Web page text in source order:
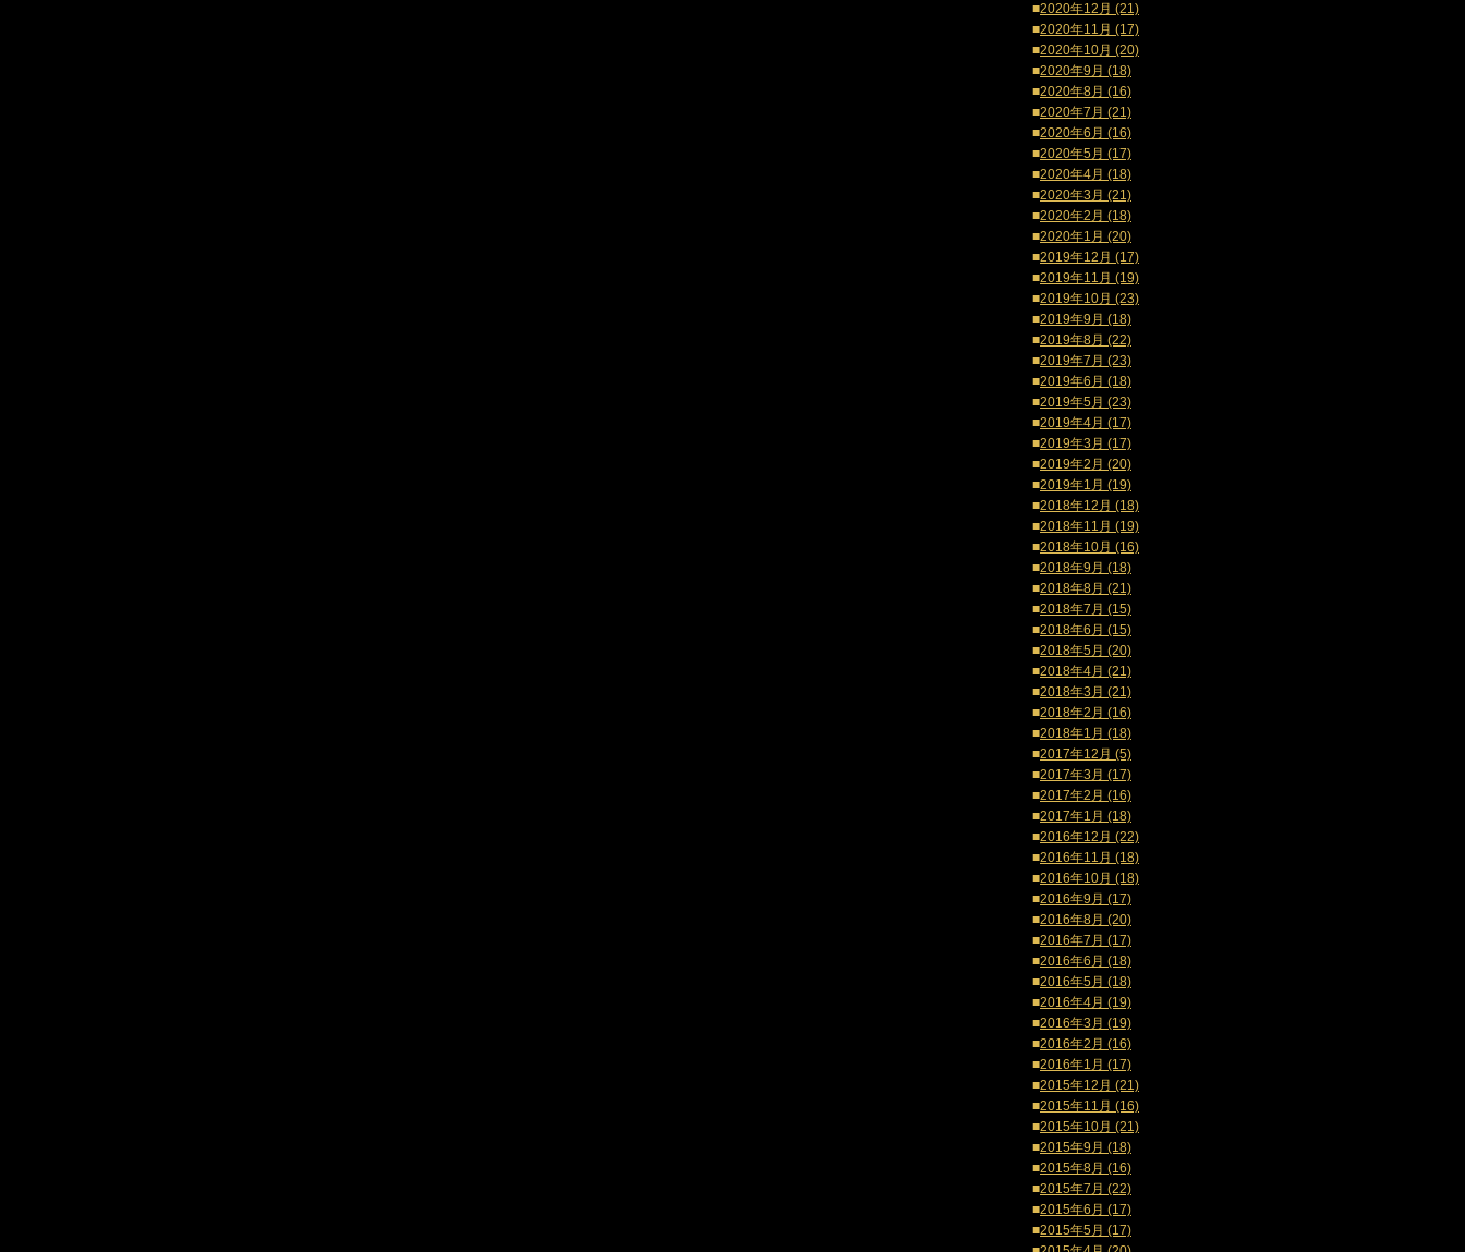
■2020年12月 (21)
■2020年11月 (17)
■2020年10月 (20)
■2020年9月 (18)
■2020年8月 (16)
■2020年7月 (21)
■2020年6月 (16)
■2020年5月 (17)
■2020年4月 (18)
■2020年3月 (21)
■2020年2月 (18)
■2020年1月 (20)
■2019年12月 (17)
■2019年11月 (19)
■2019年10月 (23)
■2019年9月 (18)
■2019年8月 (22)
■2019年7月 (23)
■2019年6月 (18)
■2019年5月 (23)
■2019年4月 (17)
■2019年3月 (17)
■2019年2月 (20)
■2019年1月 (19)
■2018年12月 (18)
■2018年11月 (19)
■2018年10月 (16)
■2018年9月 (18)
■2018年8月 (21)
■2018年7月 (15)
■2018年6月 (15)
■2018年5月 (20)
■2018年4月 (21)
■2018年3月 (21)
■2018年2月 (16)
■2018年1月 (18)
■2017年12月 (5)
■2017年3月 (17)
■2017年2月 (16)
■2017年1月 (18)
■2016年12月 (22)
■2016年11月 (18)
■2016年10月 (18)
■2016年9月 (17)
■2016年8月 (20)
■2016年7月 (17)
■2016年6月 (18)
■2016年5月 (18)
■2016年4月 (19)
■2016年3月 (19)
■2016年2月 (16)
■2016年1月 (17)
■2015年12月 (21)
■2015年11月 (16)
■2015年10月 (21)
■2015年9月 (18)
■2015年8月 (16)
■2015年7月 (22)
■2015年6月 (17)
■2015年5月 (17)